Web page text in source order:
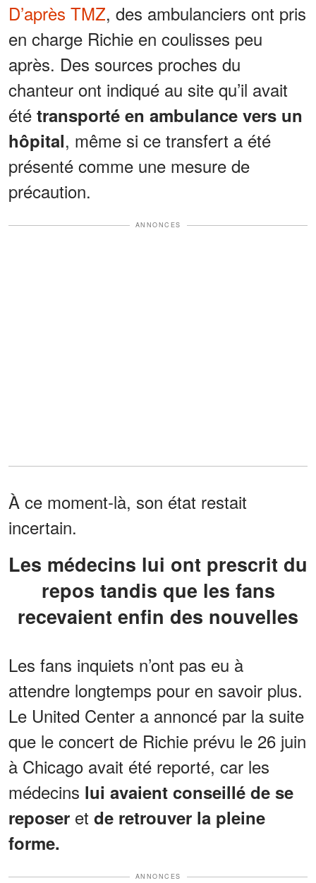
D’après TMZ, des ambulanciers ont pris
en charge Richie en coulisses peu
après. Des sources proches du
chanteur ont indiqué au site qu’il avait
été transporté en ambulance vers un
hôpital, même si ce transfert a été
présenté comme une mesure de
précaution.
ANNONCES
À ce moment-là, son état restait
incertain.
Les médecins lui ont prescrit du
repos tandis que les fans
recevaient enfin des nouvelles
Les fans inquiets n’ont pas eu à
attendre longtemps pour en savoir plus.
Le United Center a annoncé par la suite
que le concert de Richie prévu le 26 juin
à Chicago avait été reporté, car les
médecins lui avaient conseillé de se
reposer et de retrouver la pleine
forme.
ANNONCES